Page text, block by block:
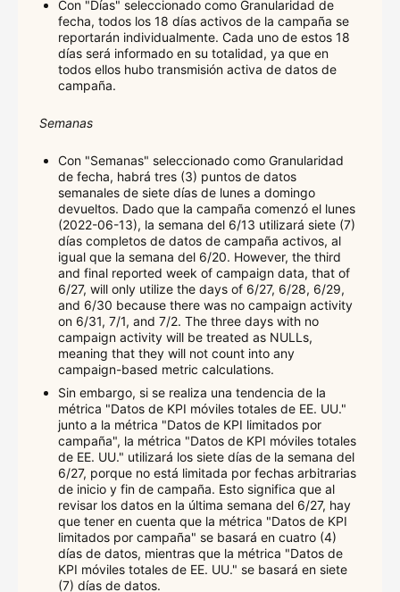
Con "Días" seleccionado como Granularidad de
fecha, todos los 18 días activos de la campaña se
reportarán individualmente. Cada uno de estos 18
días será informado en su totalidad, ya que en
todos ellos hubo transmisión activa de datos de
campaña.
Semanas
Con "Semanas" seleccionado como Granularidad
de fecha, habrá tres (3) puntos de datos
semanales de siete días de lunes a domingo
devueltos. Dado que la campaña comenzó el lunes
(2022-06-13), la semana del 6/13 utilizará siete (7)
días completos de datos de campaña activos, al
igual que la semana del 6/20. However, the third
and final reported week of campaign data, that of
6/27, will only utilize the days of 6/27, 6/28, 6/29,
and 6/30 because there was no campaign activity
on 6/31, 7/1, and 7/2. The three days with no
campaign activity will be treated as NULLs,
meaning that they will not count into any
campaign-based metric calculations.
Sin embargo, si se realiza una tendencia de la
métrica "Datos de KPI móviles totales de EE. UU."
junto a la métrica "Datos de KPI limitados por
campaña", la métrica "Datos de KPI móviles totales
de EE. UU." utilizará los siete días de la semana del
6/27, porque no está limitada por fechas arbitrarias
de inicio y fin de campaña. Esto significa que al
revisar los datos en la última semana del 6/27, hay
que tener en cuenta que la métrica "Datos de KPI
limitados por campaña" se basará en cuatro (4)
días de datos, mientras que la métrica "Datos de
KPI móviles totales de EE. UU." se basará en siete
(7) días de datos.